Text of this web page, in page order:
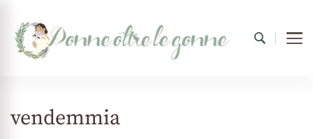
vendemmia